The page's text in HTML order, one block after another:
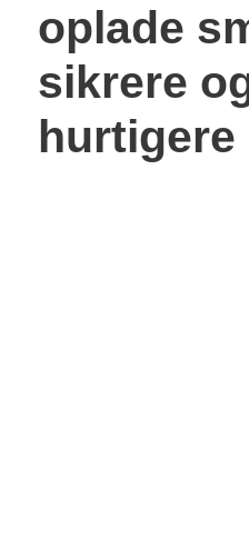
oplade
sikrere
hurtigere